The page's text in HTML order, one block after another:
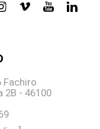
Fachiro
2B - 46100